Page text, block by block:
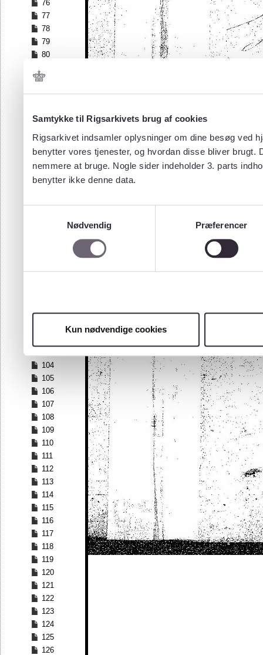
Samtykke til Rigsarkivets brug af cookies
Rigsarkivet indsamler oplysninger om dine besøg ved
benytter vores tjenester, og hvordan disse bliver
nemmere at bruge. Nogle sider indeholder 3. parts
benytter ikke denne data.
Nødvendig
Præferencer
Kun nødvendige cookies
76
77
78
79
80
82
83
85
87
88
89
90
97
100
104
105
106
107
108
109
110
111
112
113
114
115
116
117
118
119
120
121
122
123
124
125
126